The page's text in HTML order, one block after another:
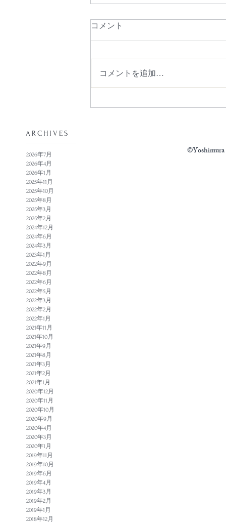
コメント
コメントを追加…
​ARCHIVES
2026年7月
2026年4月
2026年1月
2025年11月
2025年10月
2025年8月
2025年3月
2025年2月
2024年12月
2024年6月
2024年3月
2023年1月
2022年9月
2022年8月
2022年6月
2022年5月
2022年3月
2022年2月
2022年1月
2021年11月
2021年10月
2021年9月
2021年8月
2021年3月
2021年2月
2021年1月
2020年12月
2020年11月
2020年10月
2020年9月
2020年4月
2020年3月
2020年1月
2019年11月
2019年10月
2019年6月
2019年4月
2019年3月
2019年2月
2019年1月
2018年12月
©Yoshimura